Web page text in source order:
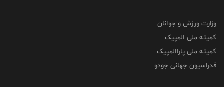
وزارت ورزش و جوانان
کمیته ملی المپیک
کمیته ملی پاراالمپیک
فدراسیون جهانی جودو